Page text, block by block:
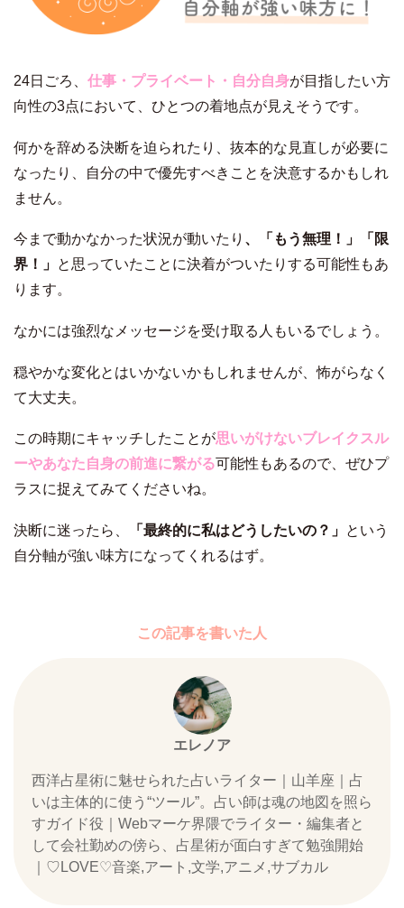
24日ごろ、 仕事・プライベート・自分自身が目指したい方
向性の3点において、ひとつの着地点が見えそうです。
何かを辞める決断を迫られたり、抜本的な見直しが必要に
なったり、自分の中で優先すべきことを決意するかもしれ
ません。
今まで動かなかった状況が動いたり 、「もう無理！」「限
界！」 と思っていたことに決着がついたりする可能性もあ
ります。
なかには強烈なメッセージを受け取る人もいるでしょう。
穏やかな変化とはいかないかもしれませんが、怖がらなく
て大丈夫。
この時期にキャッチしたことが思いがけないブレイクスル
ーやあなた自身の前進に繋がる可能性もあるので、ぜひプ
ラスに捉えてみてくださいね。
決断に迷ったら、 「最終的に私はどうしたいの？」 という
自分軸が強い味方になってくれるはず。
この記事を書いた人
エレノア
西洋占星術に魅せられた占いライター｜山羊座｜占
いは主体的に使う“ツール”。占い師は魂の地図を照ら
すガイド役｜Webマーケ界隈でライター・編集者と
して会社勤めの傍ら、占星術が面白すぎて勉強開始
｜♡LOVE♡音楽,アート,文学,アニメ,サブカル